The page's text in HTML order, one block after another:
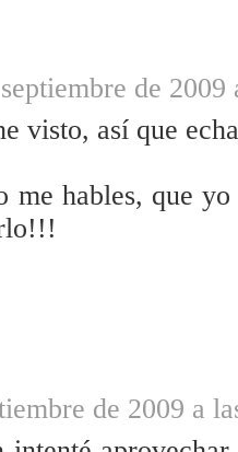
de 2009
visto, así que
me hables, que
de 2009 a